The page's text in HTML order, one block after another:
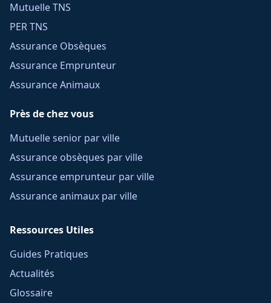
Mutuelle TNS
PER TNS
Assurance Obsèques
Assurance Emprunteur
Assurance Animaux
Près de chez vous
Mutuelle senior par ville
Assurance obsèques par ville
Assurance emprunteur par ville
Assurance animaux par ville
Ressources Utiles
Guides Pratiques
Actualités
Glossaire